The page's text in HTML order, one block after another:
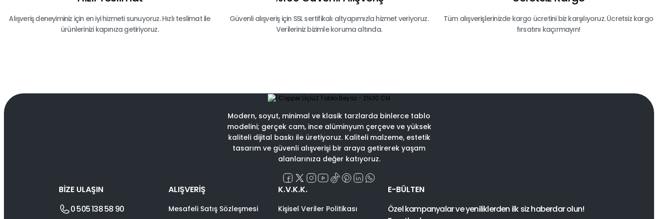
Alışveriş deneyiminiz için en iyi hizmeti sunuyoruz. Hızlı teslimat ile
ürünlerinizi kapınıza getiriyoruz.
Güvenli alışveriş için SSL sertifikalı altyapımızla hizmet veriyoruz.
Verileriniz bizimle koruma altında.
Tüm alışverişlerinizde kargo ücretini biz karşılıyoruz. Ücretsiz kargo
fırsatını kaçırmayın!
Modern, soyut, minimal ve klasik tarzlarda binlerce tablo
modelini; gerçek cam, ince alüminyum çerçeve ve yüksek
kaliteli dijital baskı ile üretiyoruz. Kaliteli malzeme, estetik
tasarım ve güvenli alışverişi bir araya getirerek yaşam
alanlarınıza değer katıyoruz.
BİZE ULAŞIN
0 505 138 58 90
ALIŞVERİŞ
Mesafeli Satış Sözleşmesi
K.V.K.K.
Kişisel Veriler Politikası
E-BÜLTEN
Özel kampanyalar ve yeniliklerden ilk siz haberdar olun!